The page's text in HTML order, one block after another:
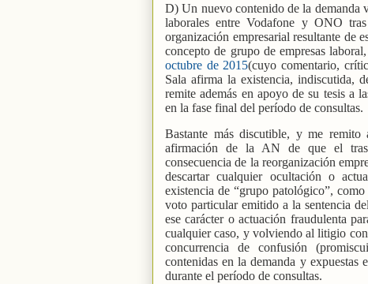
D) Un nuevo contenido de la demanda
laborales entre Vodafone y ONO
organización empresarial resultante de
concepto de grupo de empresas
octubre de 2015(cuyo comentario,
Sala afirma la existencia, indiscutida,
remite además en apoyo de su tesis a
en la fase final del período de consultas.
Bastante más discutible, y me
afirmación de la AN de que el
consecuencia de la reorganización
descartar cualquier ocultación o
existencia de “grupo patológico”,
voto particular emitido a la sentencia
ese carácter o actuación fraudulenta
cualquier caso, y volviendo al litigio
concurrencia de confusión
contenidas en la demanda y
durante el período de consultas.